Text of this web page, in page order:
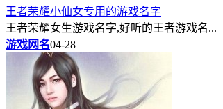
王者荣耀小仙女专用的游戏名字
王者荣耀女生游戏名字,好听的王者游戏名...
游戏网名04-28